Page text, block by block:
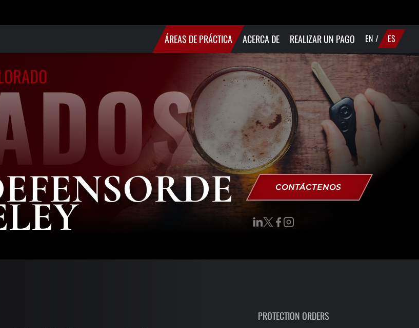
ÁREAS DE PRÁCTICA
DUI/DWI/DWAI
VIOLENCIA
DOMÉSTICA
DELITOS DE
DROGAS
CRÍMENES
SEXUALES
ACERCA DE REALIZAR UN PAGO EN / ES
CONTÁCTENOS
PROTECTION ORDERS